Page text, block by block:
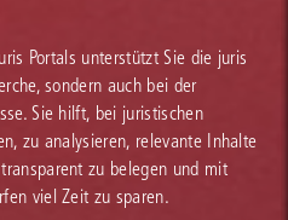
Portals unterstützt Sie die juris
sondern auch bei der
Sie hilft, bei juristischen
zu analysieren, relevante Inhalte
zu belegen und mit
viel Zeit zu sparen.